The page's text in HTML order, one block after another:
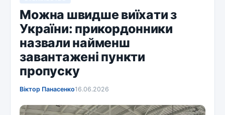
Можна швидше виїхати з
України: прикордонники
назвали найменш
завантажені пункти
пропуску
Віктор Панасенко16.06.2026